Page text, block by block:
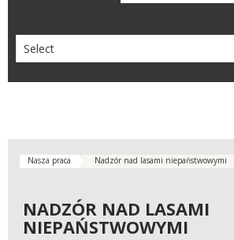
Nasza praca Nadzór nad lasami niepaństwowymi
NADZÓR NAD LASAMI
NIEPAŃSTWOWYMI